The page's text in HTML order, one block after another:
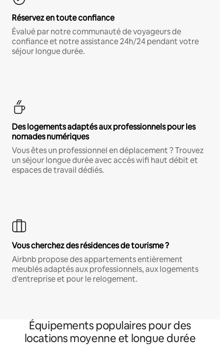
Réservez en toute confiance
Évalué par notre communauté de voyageurs de
confiance et notre assistance 24h/24 pendant votre
séjour longue durée.
Des logements adaptés aux professionnels pour les
nomades numériques
Vous êtes un professionnel en déplacement ? Trouvez
un séjour longue durée avec accès wifi haut débit et
espaces de travail dédiés.
Vous cherchez des résidences de tourisme ?
Airbnb propose des appartements entièrement
meublés adaptés aux professionnels, aux logements
d'entreprise et pour le relogement.
Équipements populaires pour des
locations moyenne et longue durée